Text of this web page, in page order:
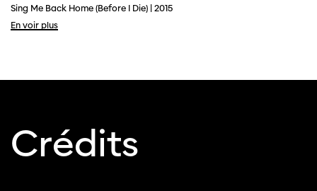
Sing Me Back Home (Before I Die) | 2015
En voir plus
Crédits